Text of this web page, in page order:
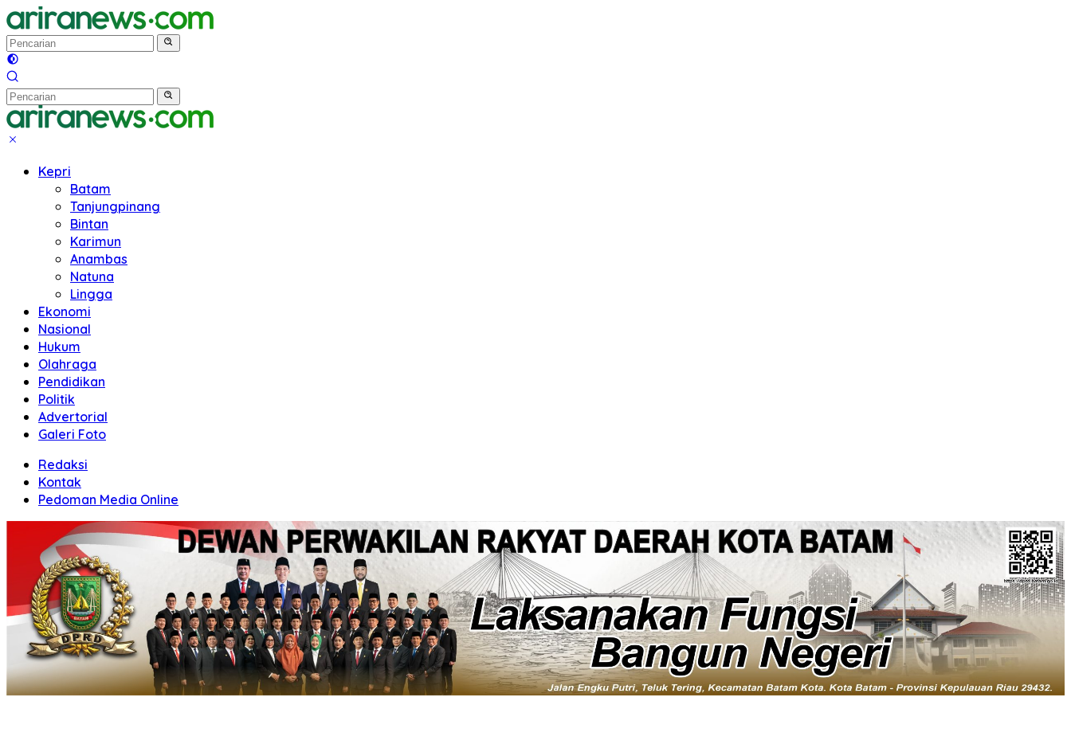
Langsung
ke
konten
Kepri
Batam
Tanjungpinang
Bintan
Karimun
Anambas
Natuna
Lingga
Ekonomi
Nasional
Hukum
Olahraga
Pendidikan
Politik
Advertorial
Galeri Foto
Redaksi
Kontak
Pedoman Media Online